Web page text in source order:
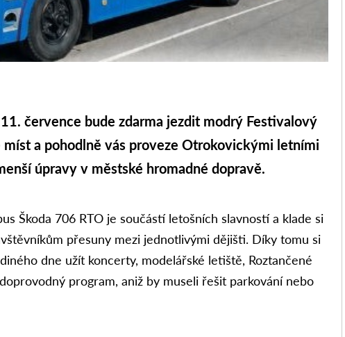
července bude zdarma jezdit modrý Festivalový
a pohodlně vás proveze Otrokovickými letními
úpravy v městské hromadné dopravě.
Škoda 706 RTO je součástí letošních slavností a klade si
přesuny mezi jednotlivými dějišti. Díky tomu si
dne užít koncerty, modelářské letiště, Roztančené
program, aniž by museli řešit parkování nebo